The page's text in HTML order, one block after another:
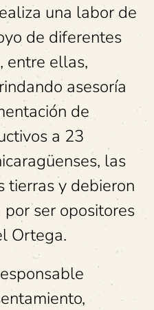
una labor de
de diferentes
entre ellas,
asesoría
de
a 23
las
tierras y debieron
ser opositores
Ortega.